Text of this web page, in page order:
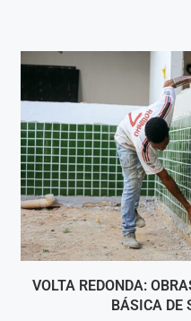
VOLTA REDONDA:
BÁSICA DE